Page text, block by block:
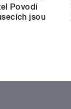
Povodí
jsou